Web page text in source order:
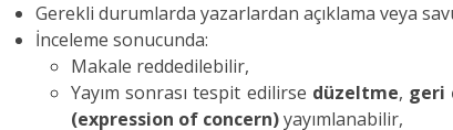
Gerekli durumlarda yazarlardan açıklama veya
İnceleme sonucunda:
Makale reddedilebilir,
Yayım sonrası tespit edilirse düzeltme, geri
(expression of concern)yayımlanabilir,